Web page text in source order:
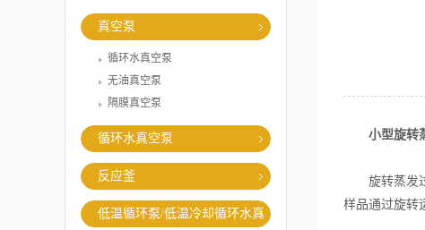
真空泵
循环水真空泵
无油真空泵
隔膜真空泵
循环水真空泵
反应釜
低温循环泵/低温冷却循环水真
小型旋转
旋转蒸发过
样品通过旋转